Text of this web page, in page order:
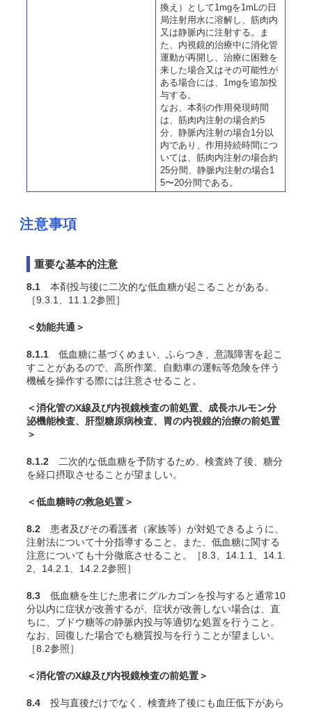
換え）として1mgを1mLの 日
局注射用水に溶解し、筋肉内
又は静脈内に注射する。ま
た、内視鏡的治療中に消化管
運動が再開し、治療に困難を
来した場合又はその可能性が
ある場合には、1mgを追加投
与する。
なお、本剤の作用発現時間
は、筋肉内注射の場合約5
分、静脈内注射の場合1分以
内であり、作用持続時間につ
いては、筋肉内注射の場合約
25分間、静脈内注射の場合1
5〜20分間である。
注意事項
重要な基本的注意
8.1 本剤投与後に二次的な低血糖が起こることがある。
［9.3.1、11.1.2参照］
＜効能共通＞
8.1.1 低血糖に基づくめまい、ふらつき、意識障害を起こ
すことがあるので、高所作業、自動車の運転等危険を伴う
機械を操作する際には注意させること。
＜消化管のX線及び内視鏡検査の前処置、成長ホルモン分
泌機能検査、肝型糖原病検査、胃の内視鏡的治療の前処置
＞
8.1.2 二次的な低血糖を予防するため、検査終了後、糖分
を経口摂取させることが望ましい。
＜低血糖時の救急処置＞
8.2 患者及びその看護者（家族等）が対処できるように、
注射法について十分指導すること。また、低血糖に関する
注意についても十分徹底させること。［8.3、14.1.1、14.1.
2、14.2.1、14.2.2参照］
8.3 低血糖を生じた患者にグルカゴンを投与すると通常10
分以内に症状が改善するが、症状が改善しない場合は、直
ちに、ブドウ糖等の静脈内投与等適切な処置を行うこと。
なお、回復した場合でも糖質投与を行うことが望ましい。
［8.2参照］
＜消化管のX線及び内視鏡検査の前処置＞
8.4 投与直後だけでなく、検査終了後にも血圧低下があら